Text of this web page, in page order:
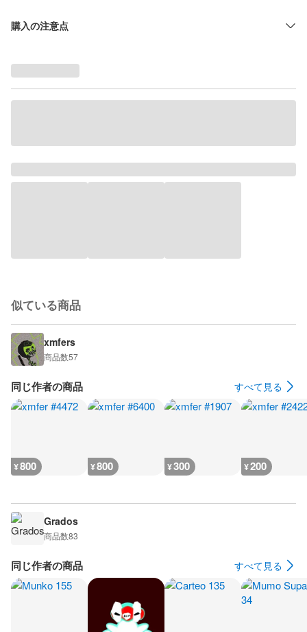
購入の注意点
似ている商品
xmfers
商品数57
同じ作者の商品 すべて見る
¥800 ¥800 ¥300 ¥200
Grados
商品数83
同じ作者の商品 すべて見る